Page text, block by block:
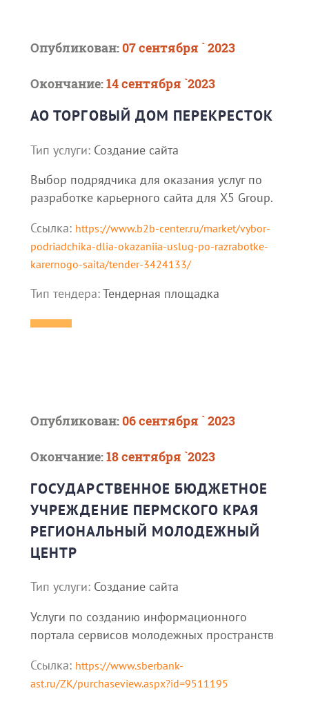
Опубликован:07 сентября ` 2023
Окончание:14 сентября `2023
АО ТОРГОВЫЙ ДОМ ПЕРЕКРЕСТОК
Тип услуги: Создание сайта
Выбор подрядчика для оказания услуг по
разработке карьерного сайта для Х5 Group.
Ссылка: https://www.b2b-center.ru/market/vybor-
podriadchika-dlia-okazaniia-uslug-po-razrabotke-
karernogo-saita/tender-3424133/
Тип тендера:Тендерная площадка
Опубликован:06 сентября ` 2023
Окончание:18 сентября `2023
ГОСУДАРСТВЕННОЕ БЮДЖЕТНОЕ
УЧРЕЖДЕНИЕ ПЕРМСКОГО КРАЯ
РЕГИОНАЛЬНЫЙ МОЛОДЕЖНЫЙ
ЦЕНТР
Тип услуги: Создание сайта
Услуги по созданию информационного
портала сервисов молодежных пространств
Ссылка: https://www.sberbank-
ast.ru/ZK/purchaseview.aspx?id=9511195